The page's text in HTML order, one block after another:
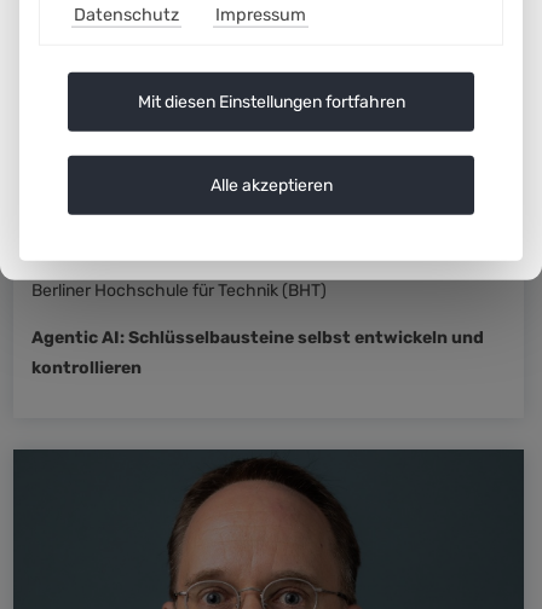
Berliner Hochschule für Technik (BHT)
Agentic AI: Schlüsselbausteine selbst entwickeln und
kontrollieren
Datenschutz Impressum
Mit diesen Einstellungen fortfahren
Alle akzeptieren